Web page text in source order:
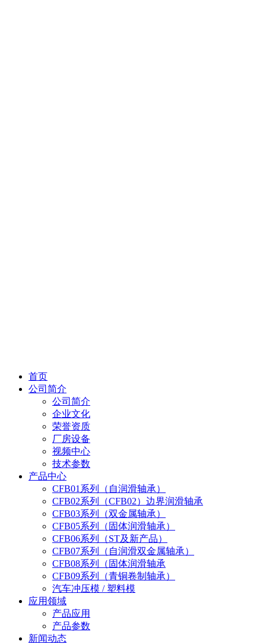
首页
公司简介
公司简介
企业文化
荣誉资质
厂房设备
视频中心
技术参数
产品中心
CFB01系列（自润滑轴承）
CFB02系列（CFB02）边界润滑轴承
CFB03系列（双金属轴承）
CFB05系列（固体润滑轴承）
CFB06系列（ST及新产品）
CFB07系列（自润滑双金属轴承）
CFB08系列（固体润滑轴承
CFB09系列（青铜卷制轴承）
汽车冲压模 / 塑料模
应用领域
产品应用
产品参数
新闻动态